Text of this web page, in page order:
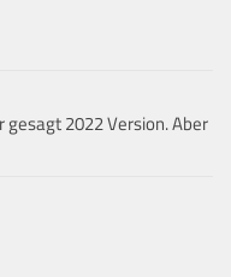
gesagt 2022 Version. Aber